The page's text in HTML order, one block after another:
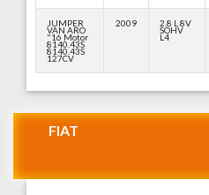
JUMPER
VAN ARO
"16 Motor
8140.43S
8140.43S
127CV
2009 2.8 L 8V
SOHV
L4
FIAT